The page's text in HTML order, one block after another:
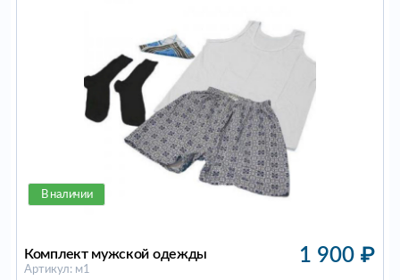
В наличии
Комплект мужской одежды
Артикул: м1
1 900 ₽